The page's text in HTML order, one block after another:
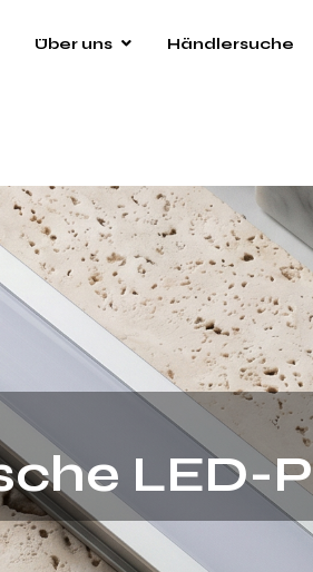
Über uns Händlersuche
LED-